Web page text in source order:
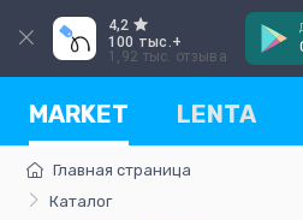
4,2
100 тыс.+
1,92 тыс. отзыва
MARKET LENTA
Главная страница
Каталог